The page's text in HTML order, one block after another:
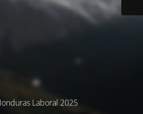
Laboral 2025